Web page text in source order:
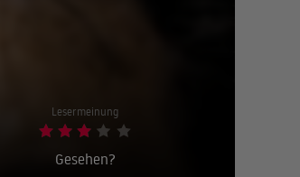
Lesermeinung
Gesehen?